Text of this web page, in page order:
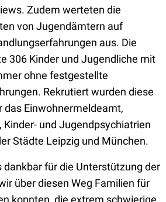
Zudem werteten die
von Jugendämtern auf
aus. Die
306 Kinder und Jugendliche mit
ohne festgestellte
Rekrutiert wurden diese
das Einwohnermeldeamt,
und Jugendpsychiatrien
Städte Leipzig und München.
dankbar für die Unterstützung der
über diesen Weg Familien für
konnten, die extrem schwierige